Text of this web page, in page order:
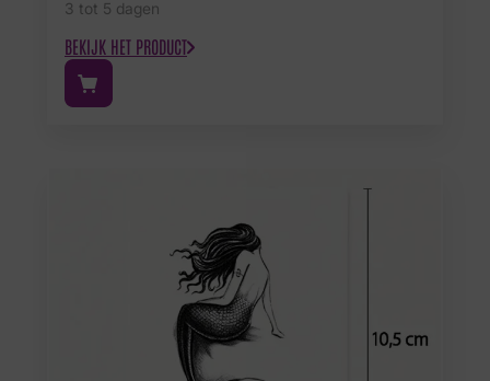
3 tot 5 dagen
BEKIJK HET PRODUCT